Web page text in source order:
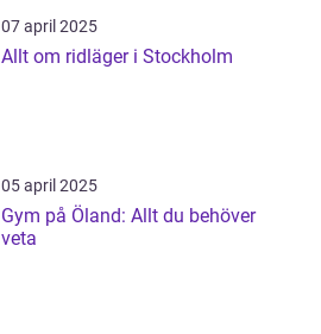
07 april 2025
Allt om ridläger i Stockholm
05 april 2025
Gym på Öland: Allt du behöver
veta